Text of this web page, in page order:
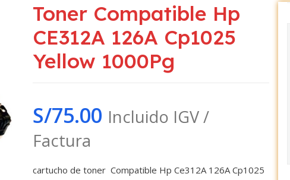
Toner Compatible Hp
CE312A 126A Cp1025
Yellow 1000Pg
S/75.00 Incluido IGV /
Factura
cartucho de toner Compatible Hp Ce312A 126A Cp1025